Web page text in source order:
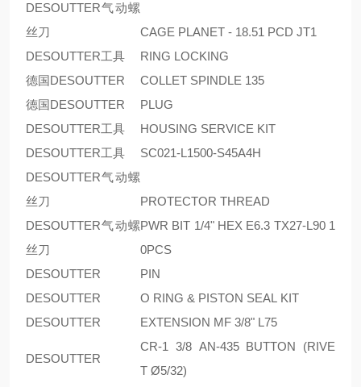
DESOUTTER气动螺
丝刀
CAGE PLANET - 18.51 PCD JT1
DESOUTTER工具
RING LOCKING
德国DESOUTTER
COLLET SPINDLE 135
德国DESOUTTER
PLUG
DESOUTTER工具
HOUSING SERVICE KIT
DESOUTTER工具
SC021-L1500-S45A4H
DESOUTTER气动螺
丝刀
PROTECTOR THREAD
DESOUTTER气动螺
丝刀
PWR BIT 1/4" HEX E6.3 TX27-L90 1
0PCS
DESOUTTER
PIN
DESOUTTER
O RING & PISTON SEAL KIT
DESOUTTER
EXTENSION MF 3/8" L75
DESOUTTER
CR-1 3/8 AN-435 BUTTON (RIVE
T Ø5/32)